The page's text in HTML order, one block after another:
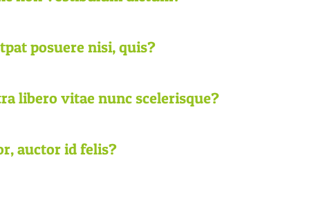
posuere nisi, quis?
libero vitae nunc scelerisque?
auctor id felis?